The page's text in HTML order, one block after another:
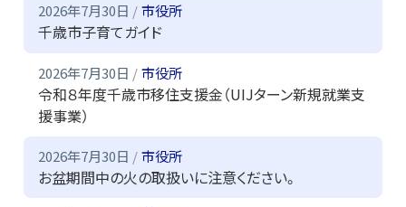
2026年7月30日 市役所
千歳市子育てガイド
2026年7月30日 市役所
令和８年度千歳市移住支援金（UIJターン新規就業支
援事業）
2026年7月30日 市役所
お盆期間中の火の取扱いに注意ください。